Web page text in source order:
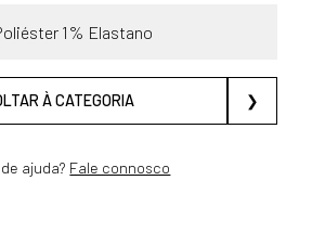
1% Elastano
À CATEGORIA ❯
ajuda? Fale connosco